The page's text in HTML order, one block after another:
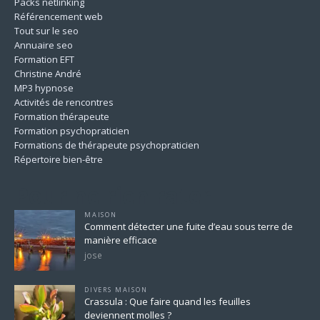
Référencement web
Tout sur le seo
Annuaire seo
Formation EFT
Christine André
MP3 hypnose
Activités de rencontres
Formation thérapeute
Formation psychopraticien
Formations de thérapeute psychopraticien
Répertoire bien-être
MAISON
Comment détecter une fuite d’eau sous terre de
manière efficace
jose
DIVERS MAISON
Crassula : Que faire quand les feuilles
deviennent molles ?